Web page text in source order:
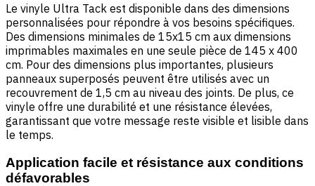
Le vinyle Ultra Tack est disponible dans des dimensions
personnalisées pour répondre à vos besoins spécifiques.
Des dimensions minimales de 15x15 cm aux dimensions
imprimables maximales en une seule pièce de 145 x 400
cm. Pour des dimensions plus importantes, plusieurs
panneaux superposés peuvent être utilisés avec un
recouvrement de 1,5 cm au niveau des joints. De plus, ce
vinyle offre une durabilité et une résistance élevées,
garantissant que votre message reste visible et lisible dans
le temps.
Application facile et résistance aux conditions
défavorables